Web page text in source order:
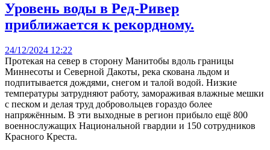
Уровень воды в Ред-Ривер
приближается к рекордному.
24/12/2024 12:22
Протекая на север в сторону Манитобы вдоль границы
Миннесоты и Северной Дакоты, река скована льдом и
подпитывается дождями, снегом и талой водой. Низкие
температуры затрудняют работу, замораживая влажные мешки
с песком и делая труд добровольцев гораздо более
напряжённым. В эти выходные в регион прибыло ещё 800
военнослужащих Национальной гвардии и 150 сотрудников
Красного Креста.